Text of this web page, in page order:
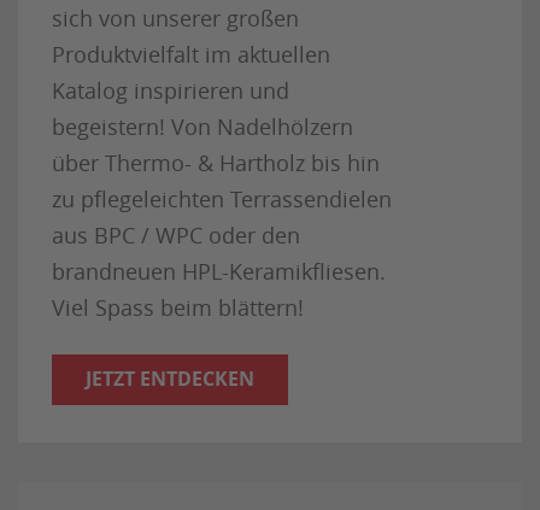
sich von unserer großen
Produktvielfalt im aktuellen
Katalog inspirieren und
begeistern! Von Nadelhölzern
über Thermo- & Hartholz bis hin
zu pflegeleichten Terrassendielen
aus BPC / WPC oder den
brandneuen HPL-Keramikfliesen.
Viel Spass beim blättern!
JETZT ENTDECKEN